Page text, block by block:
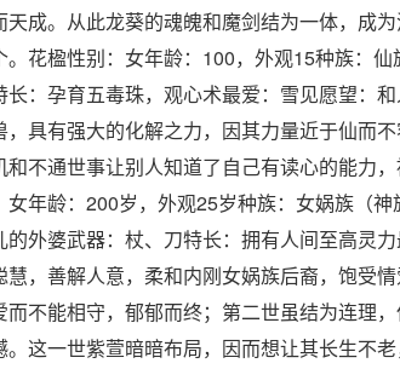
天成。从此龙葵的魂魄和魔剑结为一体，成
。花楹性别：女年龄：100，外观15种族：
长：孕育五毒珠，观心术最爱：雪见愿望：
，具有强大的化解之力，因其力量近于仙而
和不通世事让别人知道了自己有读心的能力
女年龄：200岁，外观25岁种族：女娲族（
的外婆武器：杖、刀特长：拥有人间至高灵
慧，善解人意，柔和内刚女娲族后裔，饱受
而不能相守，郁郁而终；第二世虽结为连理
。这一世紫萱暗暗布局，因而想让其长生